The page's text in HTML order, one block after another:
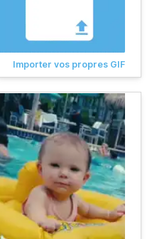
Importer vos propres GIF